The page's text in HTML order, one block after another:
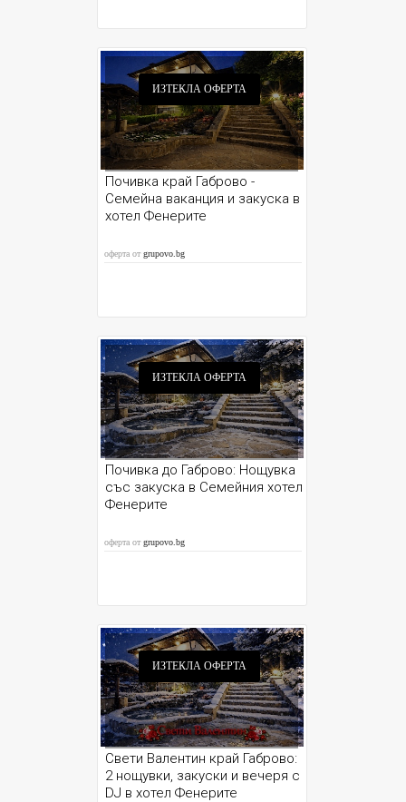
ИЗТЕКЛА ОФЕРТА
Почивка край Габрово -
Семейна ваканция и закуска в
хотел Фенерите
оферта отgrupovo.bg
ИЗТЕКЛА ОФЕРТА
Почивка до Габрово: Нощувка
със закуска в Семейния хотел
Фенерите
оферта отgrupovo.bg
ИЗТЕКЛА ОФЕРТА
Свети Валентин край Габрово:
2 нощувки, закуски и вечеря с
DJ в хотел Фенерите